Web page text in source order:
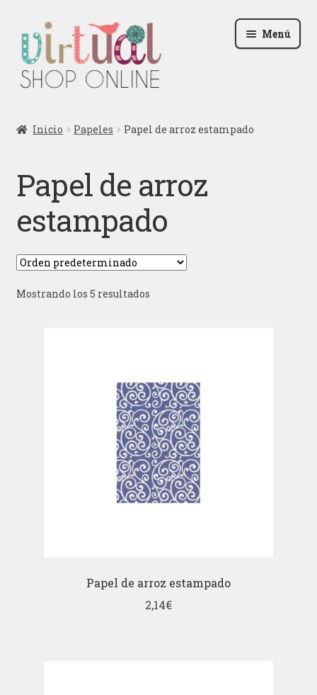
la
navegación
al
contenido
Menú
Contactar
Blog
Iniciar sesión
Inicio Papeles Papel de arroz estampado
Papel de arroz
estampado
Mostrando los 5 resultados
Papel de arroz estampado
2,14€